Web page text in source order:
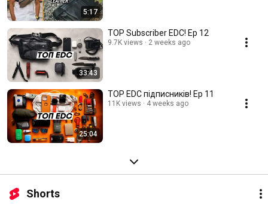
5:17
33:43
TOP Subscriber EDC! Ep 12
9.7K views 2 weeks ago
25:04
TOP EDC підписників! Ep 11
11K views 4 weeks ago
Shorts